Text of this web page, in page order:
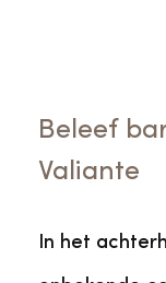
Beleef
Valiante
In het